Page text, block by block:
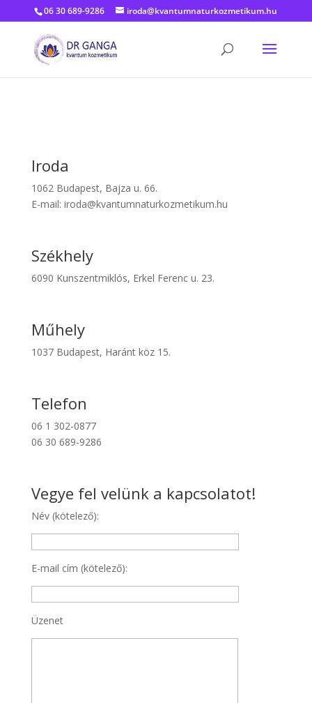
06 30 689-9286 iroda@kvantumnaturkozmetikum.hu
Iroda
1062 Budapest, Bajza u. 66.
E-mail: iroda@kvantumnaturkozmetikum.hu
Székhely
6090 Kunszentmiklós, Erkel Ferenc u. 23.
Műhely
1037 Budapest, Haránt köz 15.
Telefon
06 1 302-0877
06 30 689-9286
Vegye fel velünk a kapcsolatot!
Név (kötelező):
E-mail cím (kötelező):
Üzenet